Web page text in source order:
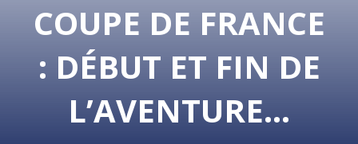
COUPE DE FRANCE
: DÉBUT ET FIN DE
L’AVENTURE…